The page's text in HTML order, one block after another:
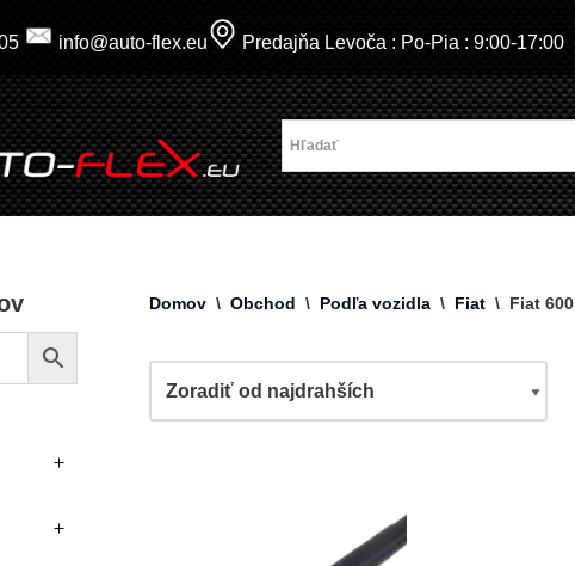
info@auto-flex.eu Predajňa Levoča : Po-Pia : 9:00-17:00
Domov \ Obchod \ Podľa vozidla \ Fiat \ Fiat 600